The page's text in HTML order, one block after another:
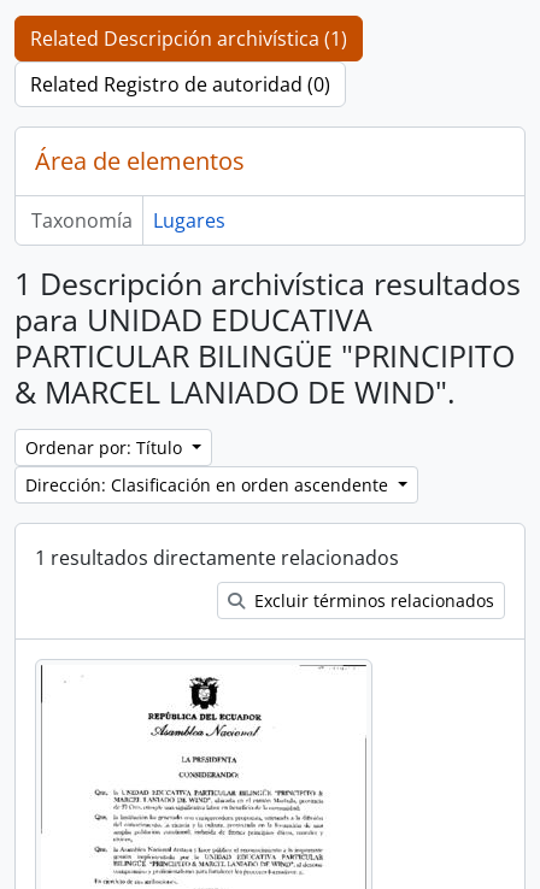
Related Descripción archivística (1)
Related Registro de autoridad (0)
Área de elementos
Taxonomía Lugares
1 Descripción archivística resultados
para UNIDAD EDUCATIVA
PARTICULAR BILINGÜE "PRINCIPITO
& MARCEL LANIADO DE WIND".
Ordenar por: Título
Dirección: Clasificación en orden ascendente
1 resultados directamente relacionados
Excluir términos relacionados